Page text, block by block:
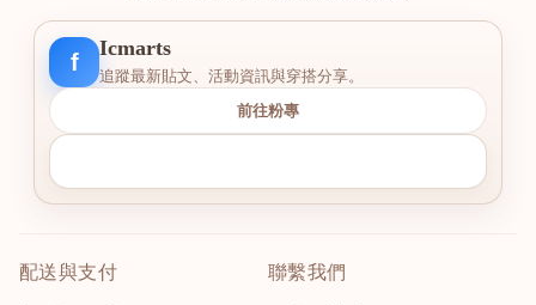
f
Icmarts
追蹤最新貼文、活動資訊與穿搭分享。
前往粉專
配送與支付 聯繫我們